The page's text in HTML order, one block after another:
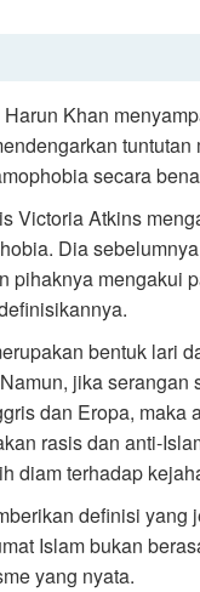
Khan
secara
Victoria Atkins
Dia
mengakui
bentuk lari
jika
dan Eropa, maka
rasis dan anti-
diam terhadap
definisi yang
Islam bukan
yang nyata.